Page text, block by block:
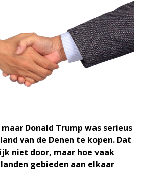
Donald Trump was serieus
van de Denen te kopen. Dat
niet door, maar hoe vaak
gebieden aan elkaar